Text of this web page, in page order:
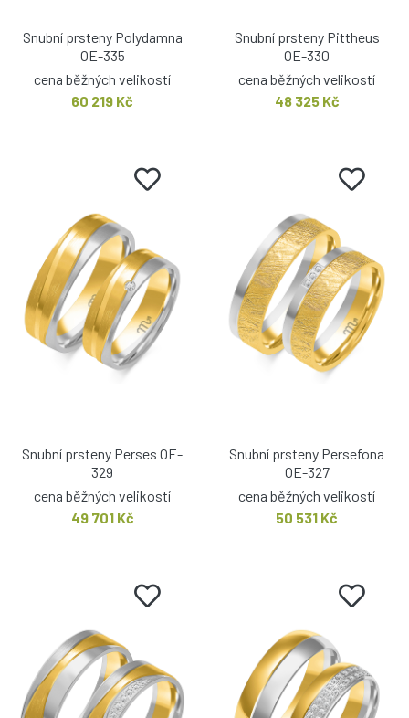
Snubní prsteny Polydamna
OE-335
cena běžných velikostí
60 219 Kč
Snubní prsteny Pittheus
OE-330
cena běžných velikostí
48 325 Kč
Snubní prsteny Perses OE-
329
cena běžných velikostí
49 701 Kč
Snubní prsteny Persefona
OE-327
cena běžných velikostí
50 531 Kč